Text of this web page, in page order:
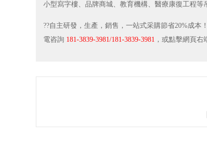
小型寫字樓、品牌商城、教育機構、醫療康復工程等
??自主研發，生產，銷售，一站式采購節省20%成
電咨詢 181-3839-3981/181-3839-3981 ，或點擊網頁右